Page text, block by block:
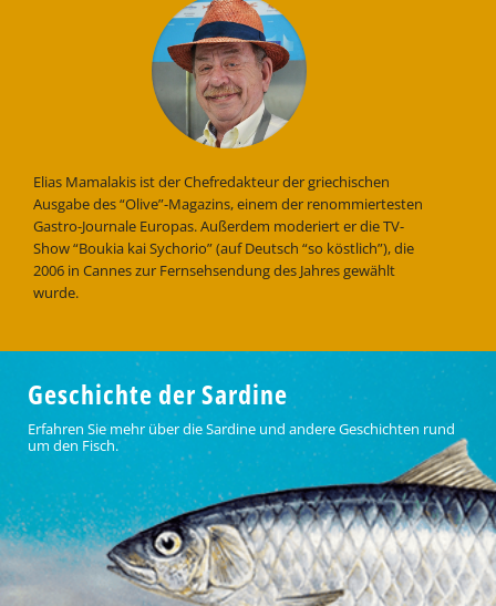
Elias Mamalakis ist der Chefredakteur der griechischen
Ausgabe des “Olive”-Magazins, einem der renommiertesten
Gastro-Journale Europas. Außerdem moderiert er die TV-
Show “Boukia kai Sychorio” (auf Deutsch “so köstlich”), die
2006 in Cannes zur Fernsehsendung des Jahres gewählt
wurde.
Geschichte der Sardine
Erfahren Sie mehr über die Sardine und andere Geschichten rund
um den Fisch.